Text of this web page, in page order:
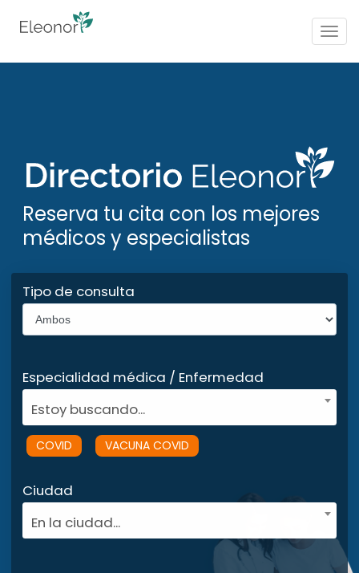
Reserva tu cita con los mejores
médicos y especialistas
Tipo de consulta
Especialidad médica / Enfermedad
Estoy buscando...
COVID VACUNA COVID
Ciudad
En la ciudad...